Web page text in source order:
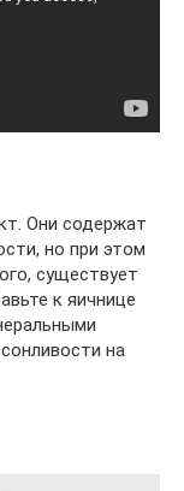
Они содержат
но при этом
существует
к яичнице
на